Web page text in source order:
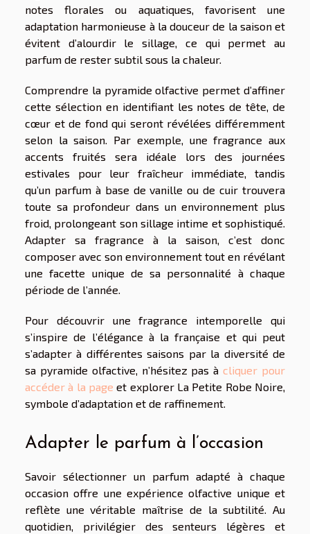
notes florales ou aquatiques, favorisent une
adaptation harmonieuse à la douceur de la saison et
évitent d’alourdir le sillage, ce qui permet au
parfum de rester subtil sous la chaleur.
Comprendre la pyramide olfactive permet d’affiner
cette sélection en identifiant les notes de tête, de
cœur et de fond qui seront révélées différemment
selon la saison. Par exemple, une fragrance aux
accents fruités sera idéale lors des journées
estivales pour leur fraîcheur immédiate, tandis
qu’un parfum à base de vanille ou de cuir trouvera
toute sa profondeur dans un environnement plus
froid, prolongeant son sillage intime et sophistiqué.
Adapter sa fragrance à la saison, c’est donc
composer avec son environnement tout en révélant
une facette unique de sa personnalité à chaque
période de l’année.
Pour découvrir une fragrance intemporelle qui
s’inspire de l’élégance à la française et qui peut
s’adapter à différentes saisons par la diversité de
sa pyramide olfactive, n’hésitez pas àcliquer pour
accéder à la page et explorer La Petite Robe Noire,
symbole d’adaptation et de raffinement.
Adapter le parfum à l’occasion
Savoir sélectionner un parfum adapté à chaque
occasion offre une expérience olfactive unique et
reflète une véritable maîtrise de la subtilité. Au
quotidien, privilégier des senteurs légères et